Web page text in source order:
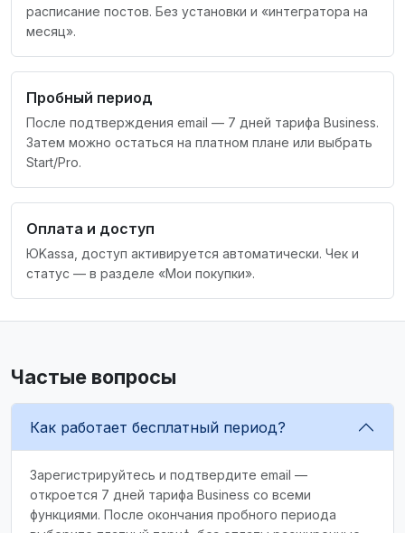
расписание постов. Без установки и «интегратора на
месяц».
Пробный период
После подтверждения email — 7 дней тарифа Business.
Затем можно остаться на платном плане или выбрать
Start/Pro.
Оплата и доступ
ЮKassa, доступ активируется автоматически. Чек и
статус — в разделе «Мои покупки».
Частые вопросы
Как работает бесплатный период?
Зарегистрируйтесь и подтвердите email —
откроется 7 дней тарифа Business со всеми
функциями. После окончания пробного периода